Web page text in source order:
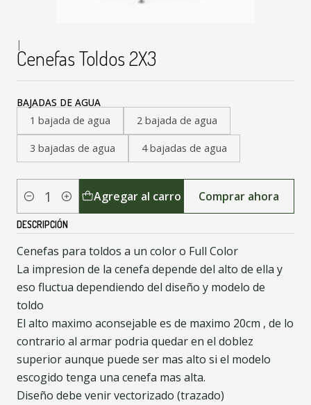
|
Cenefas Toldos 2X3
BAJADAS DE AGUA
1 bajada de agua
2 bajada de agua
3 bajadas de agua 4 bajadas de agua
Cantidad Agregar al carro Comprar ahora
DESCRIPCIÓN
Cenefas para toldos a un color o Full Color
La impresion de la cenefa depende del alto de ella y
eso fluctua dependiendo del diseño y modelo de
toldo
El alto maximo aconsejable es de maximo 20cm , de lo
contrario al armar podria quedar en el doblez
superior aunque puede ser mas alto si el modelo
escogido tenga una cenefa mas alta.
Diseño debe venir vectorizado (trazado)